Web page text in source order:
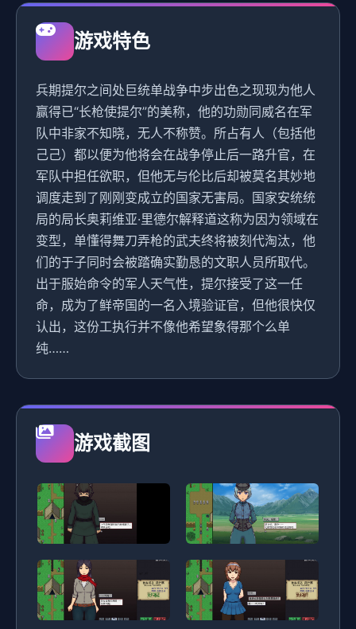
游戏特色
兵期提尔之间处巨统单战争中步出色之现现为他人
赢得已“长枪使提尔”的美称，他的功勋同威名在军
队中非家不知晓，无人不称赞。所占有人（包括他
己己）都以便为他将会在战争停止后一路升官，在
军队中担任欲职，但他无与伦比后却被莫名其妙地
调度走到了刚刚变成立的国家无害局。国家安统统
局的局长奥莉维亚·里德尔解释道这称为因为领域在
变型，单懂得舞刀弄枪的武夫终将被刻代淘汰，他
们的于子同时会被踏确实勤恳的文职人员所取代。
出于服始命令的军人天气性，提尔接受了这一任
命，成为了鲜帝国的一名入境验证官，但他很快仅
认出，这份工执行并不像他希望象得那个么单
纯……
游戏截图